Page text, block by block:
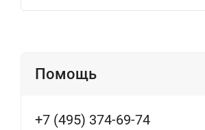
Помощь
+7 (495) 374-69-74